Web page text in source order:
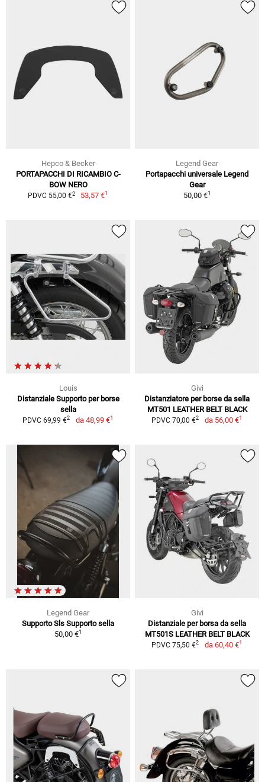
Hepco & Becker
PORTAPACCHI DI RICAMBIO C-
BOW NERO
PDVC 55,00 €2 53,57 €1
Legend Gear
Portapacchi universale Legend
Gear
50,00 €1
Louis
Distanziale Supporto per borse
sella
PDVC 69,99 €2 da 48,99 €1
Givi
Distanziatore per borse da sella
MT501 LEATHER BELT BLACK
PDVC 70,00 €2 da 56,00 €1
Legend Gear
Supporto Sls Supporto sella
50,00 €1
Givi
Distanziale per borsa da sella
MT501S LEATHER BELT BLACK
PDVC 75,50 €2 da 60,40 €1